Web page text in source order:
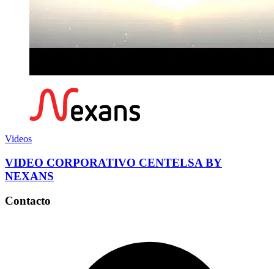
Videos
VIDEO CORPORATIVO CENTELSA BY
NEXANS
Contacto